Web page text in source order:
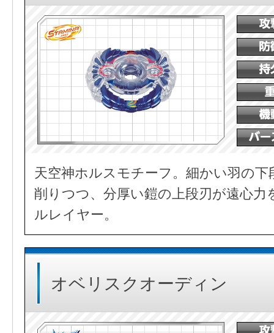
天空神ホルスモチーフ。細かい羽の
削りつつ、分厚い鎧の上段刃が遠心
ルレイヤー。
オベリスクオーディン